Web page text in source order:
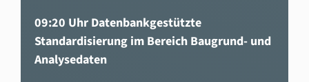
09:20 Uhr Datenbankgestützte
Standardisierung im Bereich Baugrund- und
Analysedaten